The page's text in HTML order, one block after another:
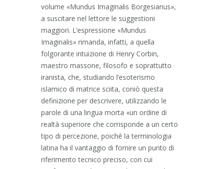
volume «Mundus Imaginalis Borgesianus»,
a suscitare nel lettore le suggestioni
maggiori. L’espressione «Mundus
Imaginalis» rimanda, infatti, a quella
folgorante intuizione di Henry Corbin,
maestro massone, filosofo e soprattutto
iranista, che, studiando l’esoterismo
islamico di matrice sciita, coniò questa
definizione per descrivere, utilizzando le
parole di una lingua morta «un ordine di
realtà superiore che corrisponde a un certo
tipo di percezione, poiché la terminologia
latina ha il vantaggio di fornire un punto di
riferimento tecnico preciso, con cui